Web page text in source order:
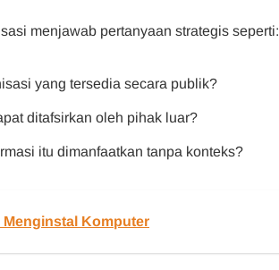
menjawab pertanyaan strategis seperti:
yang tersedia secara publik?
ditafsirkan oleh pihak luar?
itu dimanfaatkan tanpa konteks?
Komputer